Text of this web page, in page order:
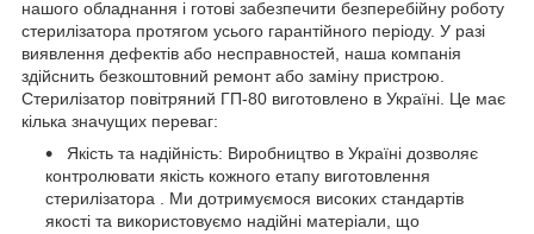
нашого обладнання і готові забезпечити безперебійну роботу
стерилізатора протягом усього гарантійного періоду. У разі
виявлення дефектів або несправностей, наша компанія
здійснить безкоштовний ремонт або заміну пристрою.
Стерилізатор повітряний ГП-80 виготовлено в Україні. Це має
кілька значущих переваг:
Якість та надійність: Виробництво в Україні дозволяє
контролювати якість кожного етапу виготовлення
стерилізатора . Ми дотримуємося високих стандартів
якості та використовуємо надійні матеріали, що